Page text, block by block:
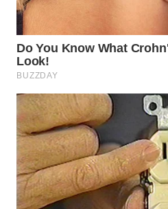
LABUANBAJO
WN
BORNEO
Wahana
Media
Group
WAHANA
NEWS
WAHANA